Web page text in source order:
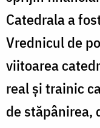
Catedrala a
Vrednicul de
viitoarea
real şi trainic
de stăpânirea,